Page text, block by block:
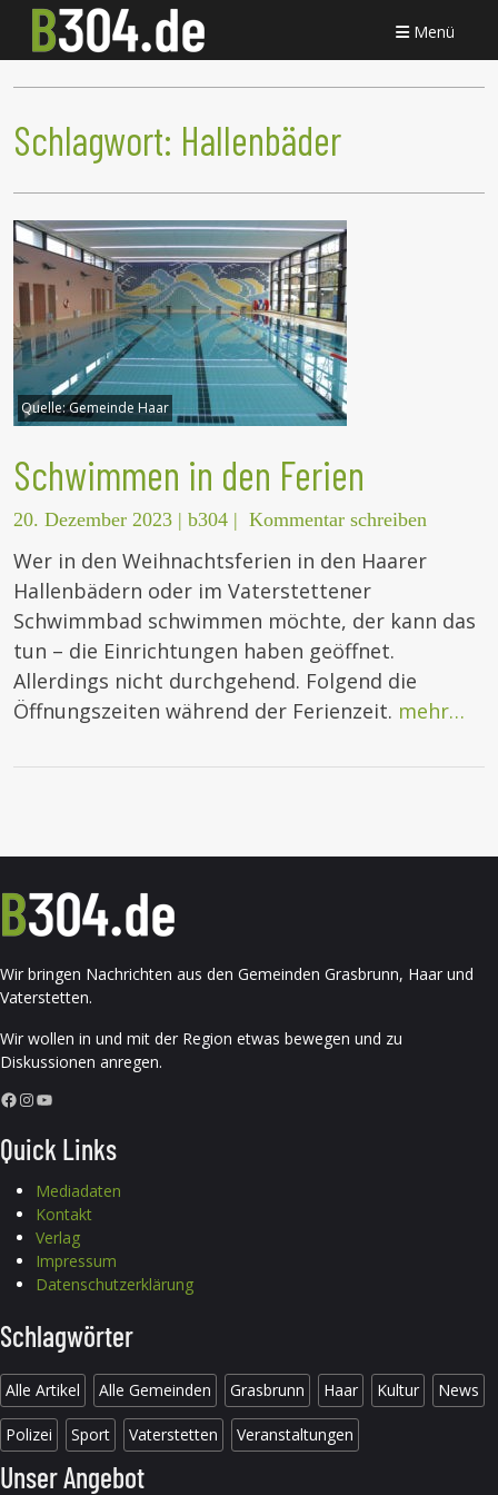
Menü
Schlagwort: Hallenbäder
Quelle:Gemeinde Haar
Schwimmen in den Ferien
20. Dezember 2023 | b304 | Kommentar schreiben
Wer in den Weihnachtsferien in den Haarer
Hallenbädern oder im Vaterstettener
Schwimmbad schwimmen möchte, der kann das
tun – die Einrichtungen haben geöffnet.
Allerdings nicht durchgehend. Folgend die
Öffnungszeiten während der Ferienzeit. mehr…
Wir bringen Nachrichten aus den Gemeinden Grasbrunn, Haar und
Vaterstetten.
Wir wollen in und mit der Region etwas bewegen und zu
Diskussionen anregen.
Facebook InstagramYouTube
Quick Links
Mediadaten
Kontakt
Verlag
Impressum
Datenschutzerklärung
Schlagwörter
Alle Artikel Alle Gemeinden Grasbrunn Haar Kultur News
Polizei Sport Vaterstetten Veranstaltungen
Unser Angebot